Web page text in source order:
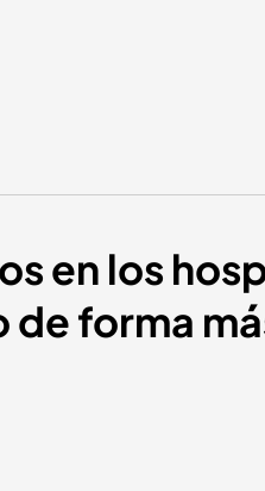
en los
forma